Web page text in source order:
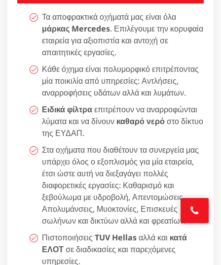
Τα αποφρακτικά οχήματά μας είναι όλα
μάρκας Mercedes. Επιλέγουμε την κορυφαία
εταιρεία για αξιοπιστία και αντοχή σε
απαιτητικές εργασίες.
Κάθε όχημα είναι πολυμορφικό επιτρέποντας
μία ποικιλία από υπηρεσίες: Αντλήσεις,
αναρροφήσεις υδάτων αλλά και λυμάτων.
Ειδικά φίλτραεπιτρέπουν να αναρροφώνται
λύματα και να δίνουν καθαρό νερόστο δίκτυο
της ΕΥΔΑΠ.
Στα οχήματα που διαθέτουν τα συνεργεία μας
υπάρχει όλος ο εξοπλισμός για μία εταιρεία,
έτσι ώστε αυτή να διεξαγάγει πολλές
διαφορετικές εργασίες: Καθαρισμό και
ξεβούλωμα με υδροβολή, Απεντομώσεις,
Απολυμάνσεις, Μυοκτονίες, Επισκευές
σωλήνων και δικτύων αλλά και φρεατίων.
Πιστοποιήσεις TUV Hellasαλλά και κατά
ΕΛΟΤσε διαδικασίες και παρεχόμενες
υπηρεσίες.